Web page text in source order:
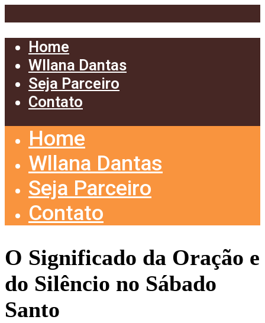
Home
Wllana Dantas
Seja Parceiro
Contato
Home
Wllana Dantas
Seja Parceiro
Contato
O Significado da Oração e
do Silêncio no Sábado
Santo